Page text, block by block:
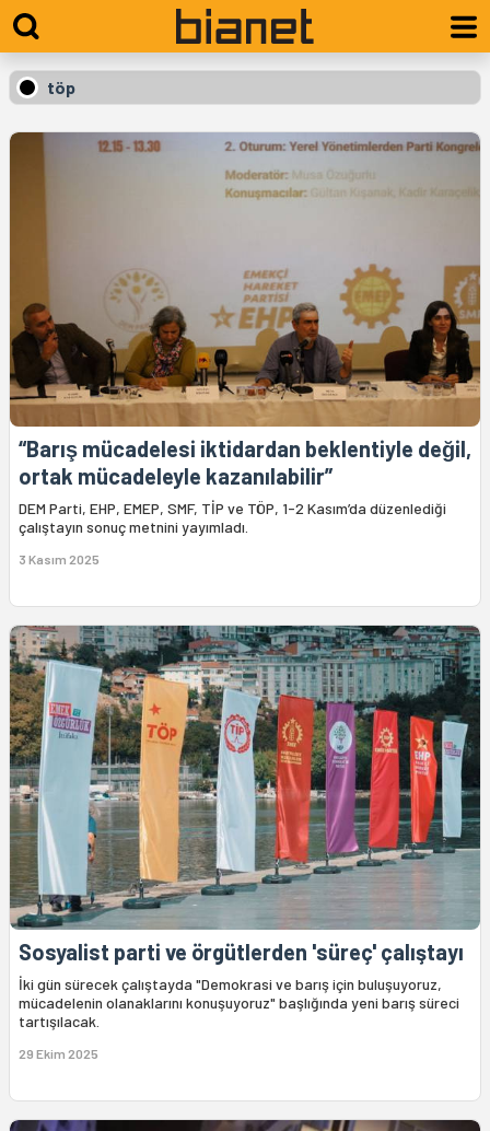
töp
“Barış mücadelesi iktidardan beklentiyle değil,
ortak mücadeleyle kazanılabilir”
DEM Parti, EHP, EMEP, SMF, TİP ve TÖP, 1-2 Kasım’da düzenlediği
çalıştayın sonuç metnini yayımladı.
3 Kasım 2025
Sosyalist parti ve örgütlerden 'süreç' çalıştayı
İki gün sürecek çalıştayda "Demokrasi ve barış için buluşuyoruz,
mücadelenin olanaklarını konuşuyoruz" başlığında yeni barış süreci
tartışılacak.
29 Ekim 2025